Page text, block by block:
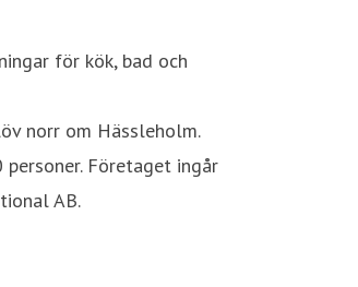
för kök, bad och
norr om Hässleholm.
Företaget ingår
AB.